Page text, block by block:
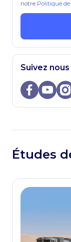
notre Politique
Suivez nous
Études